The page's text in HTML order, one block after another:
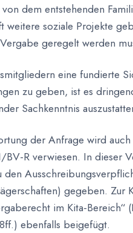
dem entstehenden
weitere soziale Projekte
geregelt werden
eine fundierte
zu geben, ist es
Sachkenntnis
der Anfrage wird
R ver­wiesen. In dieser
den
gegeben. Zur
im Kita-
ebenfalls beigefügt.